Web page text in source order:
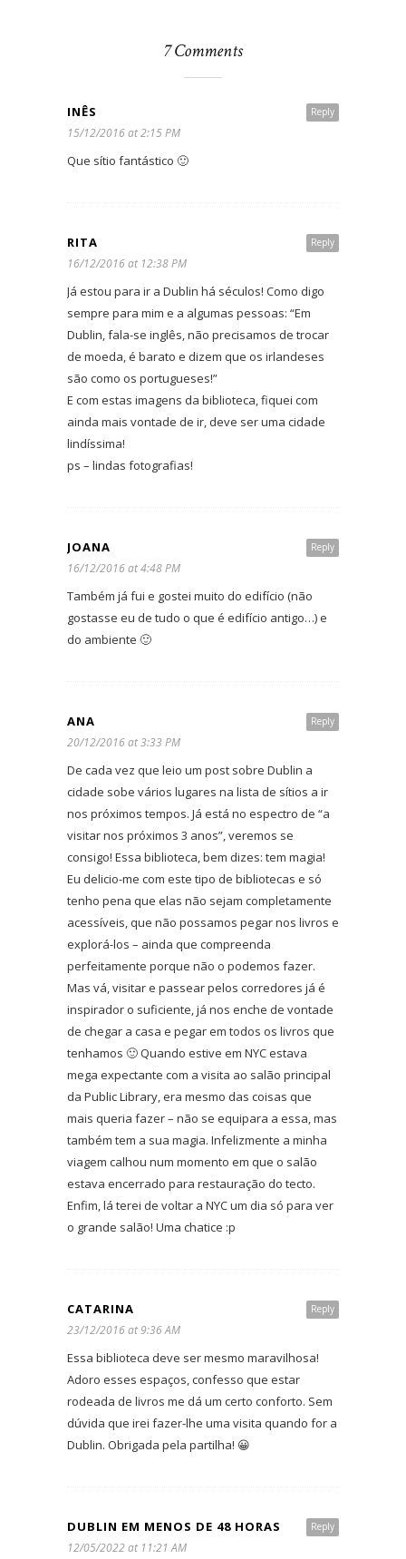
7 Comments
Reply
INÊS
15/12/2016 at 2:15 PM
Que sítio fantástico 🙂
Reply
RITA
16/12/2016 at 12:38 PM
Já estou para ir a Dublin há séculos! Como digo
sempre para mim e a algumas pessoas: “Em
Dublin, fala-se inglês, não precisamos de trocar
de moeda, é barato e dizem que os irlandeses
são como os portugueses!”
E com estas imagens da biblioteca, fiquei com
ainda mais vontade de ir, deve ser uma cidade
lindíssima!
ps – lindas fotografias!
Reply
JOANA
16/12/2016 at 4:48 PM
Também já fui e gostei muito do edifício (não
gostasse eu de tudo o que é edifício antigo…) e
do ambiente 🙂
Reply
ANA
20/12/2016 at 3:33 PM
De cada vez que leio um post sobre Dublin a
cidade sobe vários lugares na lista de sítios a ir
nos próximos tempos. Já está no espectro de “a
visitar nos próximos 3 anos”, veremos se
consigo! Essa biblioteca, bem dizes: tem magia!
Eu delicio-me com este tipo de bibliotecas e só
tenho pena que elas não sejam completamente
acessíveis, que não possamos pegar nos livros e
explorá-los – ainda que compreenda
perfeitamente porque não o podemos fazer.
Mas vá, visitar e passear pelos corredores já é
inspirador o suficiente, já nos enche de vontade
de chegar a casa e pegar em todos os livros que
tenhamos 🙂 Quando estive em NYC estava
mega expectante com a visita ao salão principal
da Public Library, era mesmo das coisas que
mais queria fazer – não se equipara a essa, mas
também tem a sua magia. Infelizmente a minha
viagem calhou num momento em que o salão
estava encerrado para restauração do tecto.
Enfim, lá terei de voltar a NYC um dia só para ver
o grande salão! Uma chatice :p
Reply
CATARINA
23/12/2016 at 9:36 AM
Essa biblioteca deve ser mesmo maravilhosa!
Adoro esses espaços, confesso que estar
rodeada de livros me dá um certo conforto. Sem
dúvida que irei fazer-lhe uma visita quando for a
Dublin. Obrigada pela partilha! 😀
Reply
DUBLIN EM MENOS DE 48 HORAS
12/05/2022 at 11:21 AM